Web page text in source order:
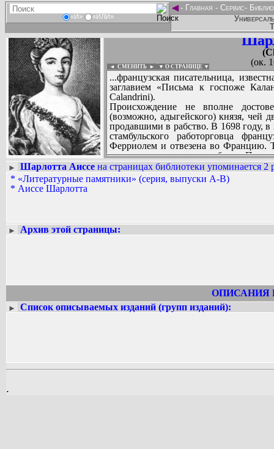
«И» «ИЛИ»
◄- Главная - Сервис-
(ок.
◄ СМЕНИТЬ ► ▼ О СТРАНИЦЕ ▼
...французская писательница,
заглавием «Письма к госпоже
Calandrini).
Происхождение не вполне
(возможно, адыгейского) князя, чей
продавшими в рабство. В 1698 году, в
стамбульского работорговца
Ферриолем и отвезена во Францию.
доме жены его младшего брата.
турецкое восприятие имени
фактически ставшее ее фамилией;
С юности Аиссе вращалась в
мальтийского рыцаря
трагический отпечаток. В 1726
простым слогом, отмечены
откровенностью. Первое их
комментированное издание
Вадим Ершов...
► Шарлотта Аиссе на страницах библиотеки упоминается 2
* «Литературные памятники» (серия, выпуски А-В)
* Аиссе Шарлотта
► Архив этой страницы:
ОПИСАНИЯ
► Список описываемых изданий (групп изданий):
.